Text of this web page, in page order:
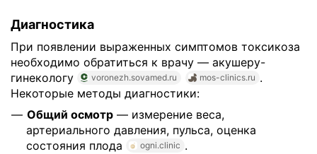
Диагностика
При появлении выраженных симптомов токсикоза
необходимо обратиться к врачу — акушеру-
гинекологу
voronezh.sovamed.ru mos-clinics.ru .
Некоторые методы диагностики:
Общий осмотр — измерение веса,
артериального давления, пульса, оценка
состояния плода
ogni.clinic .